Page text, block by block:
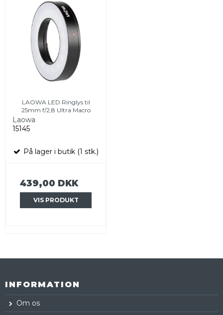
LAOWA LED Ringlys til
25mm f/2,8 Ultra Macro
Laowa
15145
På lager i butik (1 stk.)
439,00 DKK
VIS PRODUKT
INFORMATION
Om os